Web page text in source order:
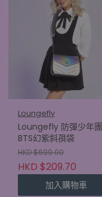
Loungefly
Loungefly 防彈少年團
BTS幻紫斜孭袋
HKD $699.00
HKD $209.70
加入購物車